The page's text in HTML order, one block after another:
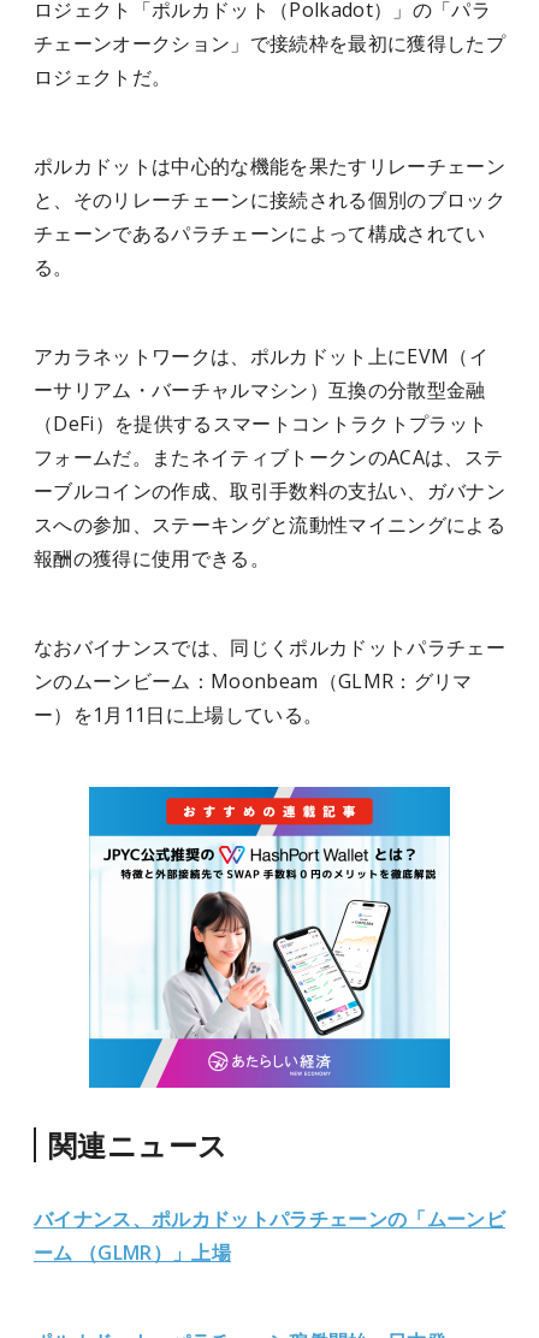
ロジェクト「ポルカドット（Polkadot）」の「パラ
チェーンオークション」で接続枠を最初に獲得したプ
ロジェクトだ。
ポルカドットは中心的な機能を果たすリレーチェーン
と、そのリレーチェーンに接続される個別のブロック
チェーンであるパラチェーンによって構成されてい
る。
アカラネットワークは、ポルカドット上にEVM（イ
ーサリアム・バーチャルマシン）互換の分散型金融
（DeFi）を提供するスマートコントラクトプラット
フォームだ。またネイティブトークンのACAは、ステ
ーブルコインの作成、取引手数料の支払い、ガバナン
スへの参加、ステーキングと流動性マイニングによる
報酬の獲得に使用できる。
なおバイナンスでは、同じくポルカドットパラチェー
ンのムーンビーム：Moonbeam（GLMR：グリマ
ー）を1月11日に上場している。
関連ニュース
バイナンス、ポルカドットパラチェーンの「ムーンビ
ーム （GLMR）」上場